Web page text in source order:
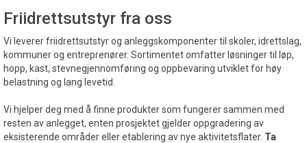
Friidrettsutstyr fra oss
Vi leverer friidrettsutstyr og anleggskomponenter til skoler, idrettslag,
kommuner og entreprenører. Sortimentet omfatter løsninger til løp,
hopp, kast, stevnegjennomføring og oppbevaring utviklet for høy
belastning og lang levetid.
Vi hjelper deg med å finne produkter som fungerer sammen med
resten av anlegget, enten prosjektet gjelder oppgradering av
eksisterende områder eller etablering av nye aktivitetsflater. Ta